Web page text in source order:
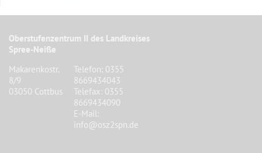
Oberstufenzentrum II des Landkreises
Spree-Neiße
Makarenkostr.
8/9
03050 Cottbus
Telefon: 0355
8669434043
Telefax: 0355
8669434090
E-Mail:
info@osz2spn.de